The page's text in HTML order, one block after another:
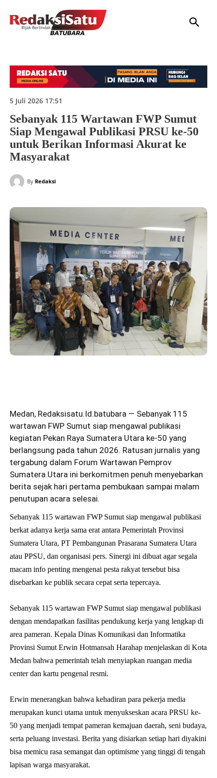
5 Juli 2026 17:51
Sebanyak 115 Wartawan FWP Sumut
Siap Mengawal Publikasi PRSU ke-50
untuk Berikan Informasi Akurat ke
Masyarakat
By Redaksi
Medan, Redaksisatu.Id.batubara — Sebanyak 115
wartawan FWP Sumut siap mengawal publikasi
kegiatan Pekan Raya Sumatera Utara ke-50 yang
berlangsung pada tahun 2026. Ratusan jurnalis yang
tergabung dalam Forum Wartawan Pemprov
Sumatera Utara ini berkomitmen penuh menyebarkan
berita sejak hari pertama pembukaan sampai malam
penutupan acara selesai.
Sebanyak 115 wartawan FWP Sumut siap mengawal publikasi
berkat adanya kerja sama erat antara Pemerintah Provinsi
Sumatera Utara, PT Pembangunan Prasarana Sumatera Utara
atau PPSU, dan organisasi pers. Sinergi ini dibuat agar segala
macam info penting mengenai pesta rakyat tersebut bisa
disebarkan ke publik secara cepat serta tepercaya.
Sebanyak 115 wartawan FWP Sumut siap mengawal publikasi
dengan mendapatkan fasilitas pendukung kerja yang lengkap di
area pameran. Kepala Dinas Komunikasi dan Informatika
Provinsi Sumut Erwin Hotmansah Harahap menjelaskan di Kota
Medan bahwa pemerintah telah menyiapkan ruangan media
center dan kartu pengenal resmi.
Erwin menerangkan bahwa kehadiran para pekerja media
merupakan kunci utama untuk menyukseskan acara PRSU ke-
50 yang menjadi tempat pameran kemajuan daerah, seni budaya,
serta peluang investasi. Berita yang disiarkan setiap hari diyakini
bisa memicu rasa semangat dan optimisme yang tinggi di tengah
lapisan warga masyarakat.